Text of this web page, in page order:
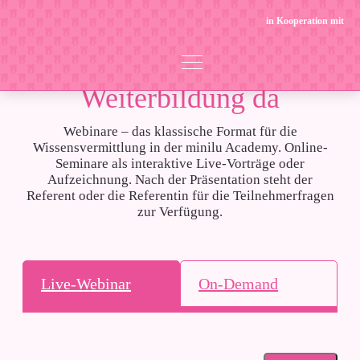
in Kooperation mit
Immer für deine
Weiterbildung da
Webinare – das klassische Format für die
Wissensvermittlung in der minilu Academy. Online-
Seminare als interaktive Live-Vorträge oder
Aufzeichnung. Nach der Präsentation steht der
Referent oder die Referentin für die Teilnehmerfragen
zur Verfügung.
Live-Webinar On-Demand